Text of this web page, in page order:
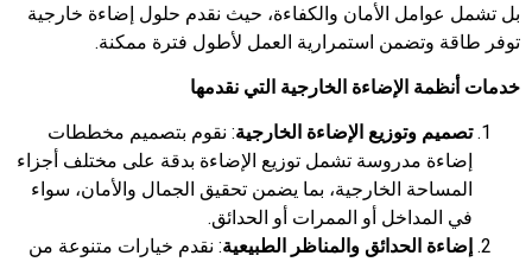
بل تشمل عوامل الأمان والكفاءة، حيث نقدم حلول إضاءة خارجية
توفر طاقة وتضمن استمرارية العمل لأطول فترة ممكنة.
خدمات أنظمة الإضاءة الخارجية التي نقدمها
تصميم وتوزيع الإضاءة الخارجية: نقوم بتصميم مخططات
إضاءة مدروسة تشمل توزيع الإضاءة بدقة على مختلف أجزاء
المساحة الخارجية، بما يضمن تحقيق الجمال والأمان، سواء
في المداخل أو الممرات أو الحدائق.
إضاءة الحدائق والمناظر الطبيعية: نقدم خيارات متنوعة من